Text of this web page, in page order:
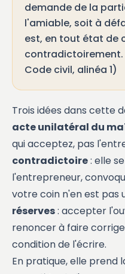
demande de la
l'amiable, soit à
est, en tout état de
contradictoirement.
Code civil, alinéa 1)
Trois idées dans cette
acte unilatéral du
qui acceptez, pas
contradictoire: elle
l'entrepreneur,
votre coin n'en est pas
réserves: accepter
renoncer à faire
condition de l'écrire.
En pratique, elle prend